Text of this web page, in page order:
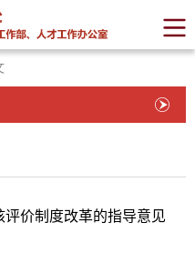
价制度改革的指导意见